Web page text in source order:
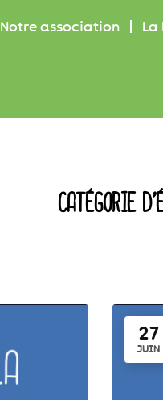
Notre association La
CATÉGORIE
27
JUIN